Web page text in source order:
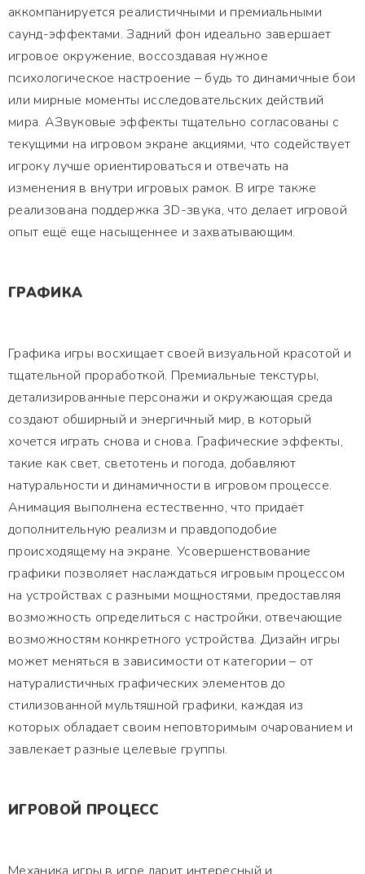
аккомпанируется реалистичными и премиальными
саунд-эффектами. Задний фон идеально завершает
игровое окружение, воссоздавая нужное
психологическое настроение – будь то динамичные бои
или мирные моменты исследовательских действий
мира. АЗвуковые эффекты тщательно согласованы с
текущими на игровом экране акциями, что содействует
игроку лучше ориентироваться и отвечать на
изменения в внутри игровых рамок. В игре также
реализована поддержка 3D-звука, что делает игровой
опыт ещё еще насыщеннее и захватывающим.
ГРАФИКА
Графика игры восхищает своей визуальной красотой и
тщательной проработкой. Премиальные текстуры,
детализированные персонажи и окружающая среда
создают обширный и энергичный мир, в который
хочется играть снова и снова. Графические эффекты,
такие как свет, светотень и погода, добавляют
натуральности и динамичности в игровом процессе.
Анимация выполнена естественно, что придаёт
дополнительную реализм и правдоподобие
происходящему на экране. Усовершенствование
графики позволяет наслаждаться игровым процессом
на устройствах с разными мощностями, предоставляя
возможность определиться с настройки, отвечающие
возможностям конкретного устройства. Дизайн игры
может меняться в зависимости от категории – от
натуралистичных графических элементов до
стилизованной мультяшной графики, каждая из
которых обладает своим неповторимым очарованием и
завлекает разные целевые группы.
ИГРОВОЙ ПРОЦЕСС